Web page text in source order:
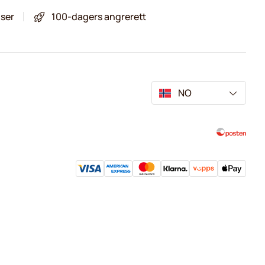
100-dagers angrerett
NO